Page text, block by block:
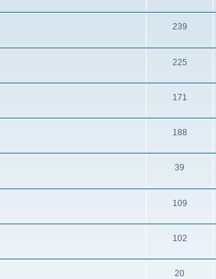
239
225
171
188
39
109
102
20